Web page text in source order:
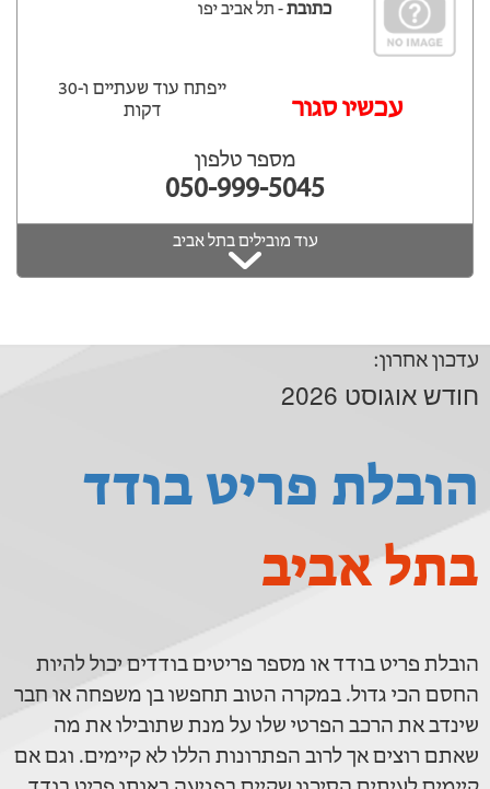
כתובת- תל אביב יפו
‫עכשיו סגור
ייפתח עוד שעתיים ‫ו-30
דקות
מספר טלפון
050-999-5045
עוד מובילים בתל אביב
עדכון אחרון:
חודש אוגוסט 2026
הובלת פריט בודד
בתל אביב
הובלת פריט בודד או מספר פריטים בודדים יכול להיות
החסם הכי גדול. במקרה הטוב תחפשו בן משפחה או חבר
שינדב את הרכב הפרטי שלו על מנת שתובילו את מה
שאתם רוצים אך לרוב הפתרונות הללו לא קיימים. וגם אם